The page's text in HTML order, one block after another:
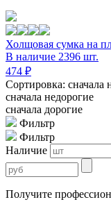
Холщовая сумка на
В наличие 2396 шт.
474 ₽
Сортировка: сначала
сначала недорогие
сначала дорогие
Фильтр
Фильтр
Наличие
Получите